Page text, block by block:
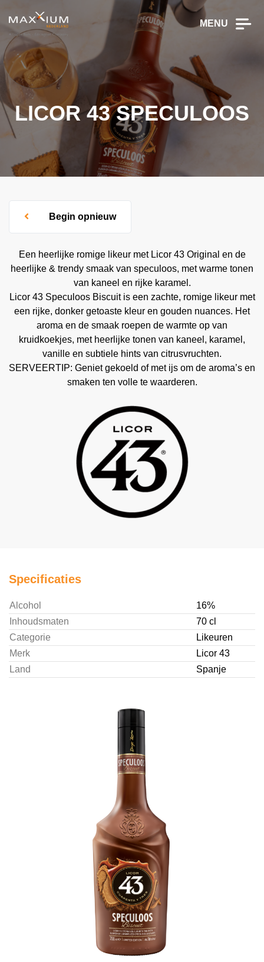
MENU
LICOR 43 SPECULOOS
Begin opnieuw
Een heerlijke romige likeur met Licor 43 Original en de
heerlijke & trendy smaak van speculoos, met warme tonen
van kaneel en rijke karamel.
Licor 43 Speculoos Biscuit is een zachte, romige likeur met
een rijke, donker getoaste kleur en gouden nuances. Het
aroma en de smaak roepen de warmte op van
kruidkoekjes, met heerlijke tonen van kaneel, karamel,
vanille en subtiele hints van citrusvruchten.
SERVEERTIP: Geniet gekoeld of met ijs om de aroma’s en
smaken ten volle te waarderen.
Specificaties
Alcohol
16%
Inhoudsmaten
70 cl
Categorie
Likeuren
Merk
Licor 43
Land
Spanje